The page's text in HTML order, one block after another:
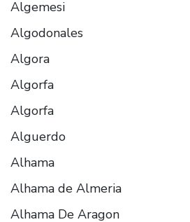
Algemesi
Algodonales
Algora
Algorfa
Algorfa
Alguerdo
Alhama
Alhama de Almeria
Alhama De Aragon